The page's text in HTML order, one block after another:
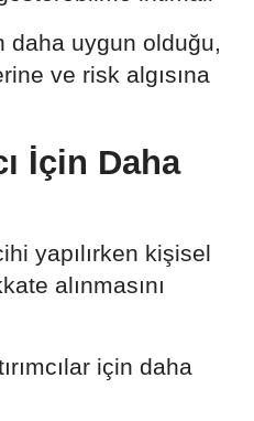
daha uygun olduğu,
ve risk algısına
İçin Daha
yapılırken kişisel
alınmasını
için daha